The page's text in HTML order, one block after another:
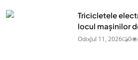
Tricicletele
locul mașinilor
OdixJul 11, 2026 0